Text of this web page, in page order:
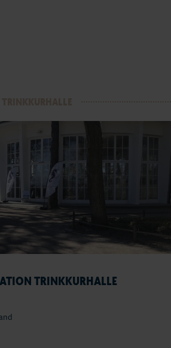
TRINKKURHALLE